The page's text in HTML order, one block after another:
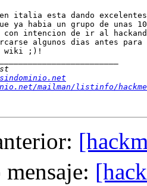
en italia esta dando
ya habia un grupo de unas
intencion de ir al
algunos dias antes para
wiki ;)!
mailman/listinfo/